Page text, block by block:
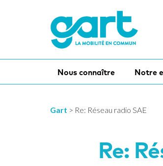
Nous connaître Notre
Gart > Re: Réseau radio SAE
Re: